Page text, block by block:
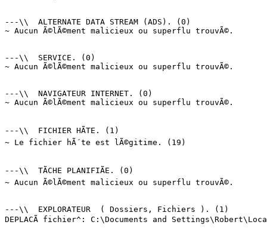
---\\  ALTERNATE DATA STREAM (ADS). (0)
~ Aucun Ã©lÃ©ment malicieux ou superflu trouvÃ©.
---\\  SERVICE. (0)
~ Aucun Ã©lÃ©ment malicieux ou superflu trouvÃ©.
---\\  NAVIGATEUR INTERNET. (0)
~ Aucun Ã©lÃ©ment malicieux ou superflu trouvÃ©.
---\\  FICHIER HÃTE. (1)
~ Le fichier hÃ´te est lÃ©gitime. (19)
---\\  TÃCHE PLANIFIÃE. (0)
~ Aucun Ã©lÃ©ment malicieux ou superflu trouvÃ©.
---\\  EXPLORATEUR  ( Dossiers, Fichiers ). (1)
DEPLACÃ fichier^: C:\Documents and